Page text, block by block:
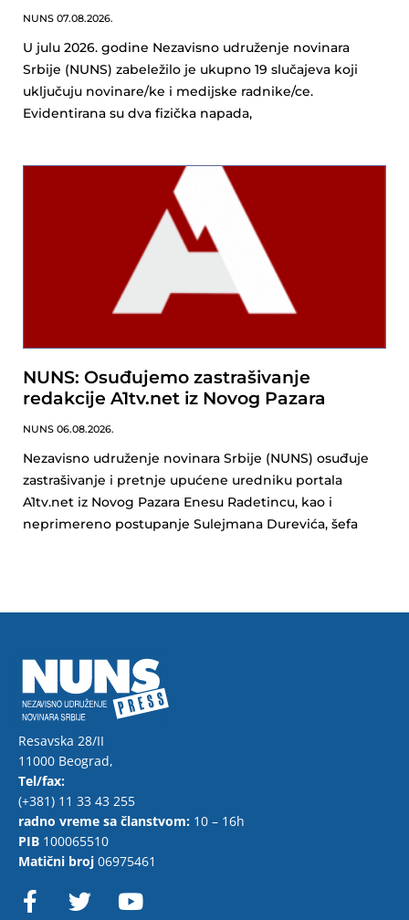
NUNS 07.08.2026.
U julu 2026. godine Nezavisno udruženje novinara
Srbije (NUNS) zabeležilo je ukupno 19 slučajeva koji
uključuju novinare/ke i medijske radnike/ce.
Evidentirana su dva fizička napada,
NUNS: Osuđujemo zastrašivanje
redakcije A1tv.net iz Novog Pazara
NUNS 06.08.2026.
Nezavisno udruženje novinara Srbije (NUNS) osuđuje
zastrašivanje i pretnje upućene uredniku portala
A1tv.net iz Novog Pazara Enesu Radetincu, kao i
neprimereno postupanje Sulejmana Durevića, šefa
Resavska 28/II
11000 Beograd,
Tel/fax:
(+381) 11 33 43 255
radno vreme sa članstvom: 10 – 16h
PIB 100065510
Matični broj 06975461
F
a w o